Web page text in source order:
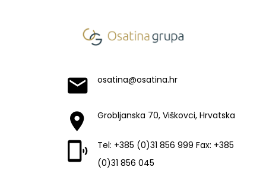
osatina@osatina.hr
Grobljanska 70, Viškovci, Hrvatska
Tel: +385 (0)31 856 999 Fax: +385
(0)31 856 045